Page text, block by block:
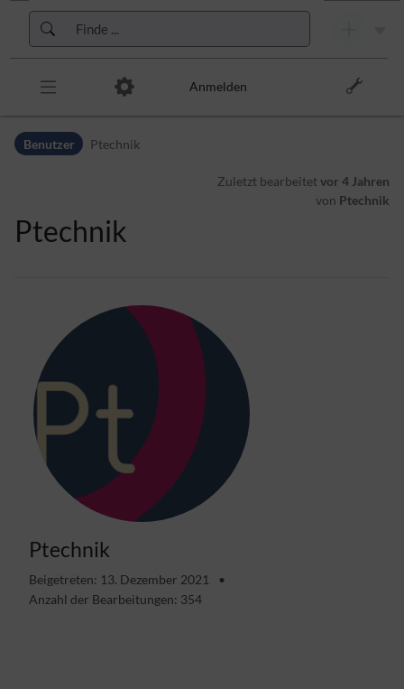
Zur Kopfleiste
Zur Hauptnavigation
Zu den Seitenwerkzeugen
Anmelden
Benutzer Ptechnik
Zuletzt bearbeitetvor 4 Jahren
von Ptechnik
Ptechnik
Ptechnik
Beigetreten: 13. Dezember 2021
Anzahl der Bearbeitungen: 354